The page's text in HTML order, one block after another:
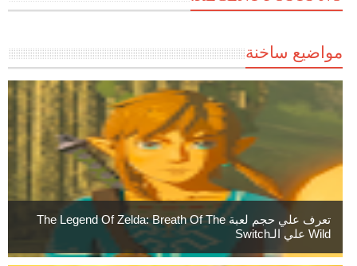
مواضيع ساخنة
تعرف علي حجم لعبة The Legend Of Zelda: Breath Of The
Wild علي الـSwitch